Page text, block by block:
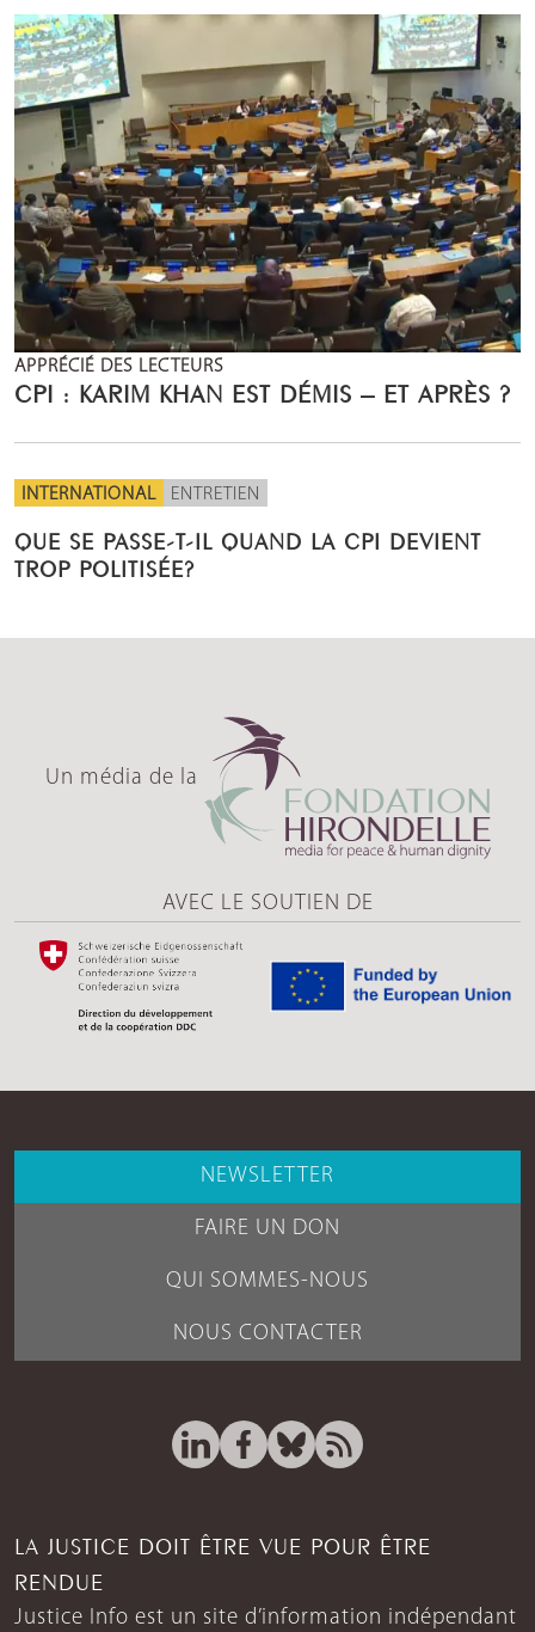
APPRÉCIÉ DES LECTEURS
CPI : KARIM KHAN EST DÉMIS – ET APRÈS ?
INTERNATIONAL ENTRETIEN
QUE SE PASSE-T-IL QUAND LA CPI DEVIENT
TROP POLITISÉE?
Un média de la
AVEC LE SOUTIEN DE
NEWSLETTER
FAIRE UN DON
QUI SOMMES-NOUS
NOUS CONTACTER
LA JUSTICE DOIT ÊTRE VUE POUR ÊTRE
RENDUE
Justice Info est un site d’information indépendant